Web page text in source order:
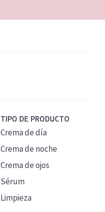
TIPO DE PRODUCTO
Crema de día
Crema de noche
Crema de ojos
Sérum
Limpieza